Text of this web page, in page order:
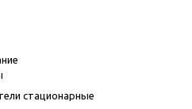
стационарные